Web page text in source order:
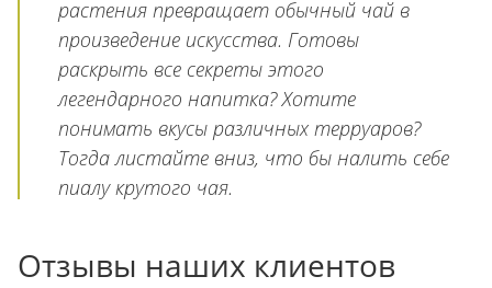
растения превращает обычный чай в
произведение искусства. Готовы
раскрыть все секреты этого
легендарного напитка? Хотите
понимать вкусы различных терруаров?
Тогда листайте вниз, что бы налить себе
пиалу крутого чая.
Отзывы наших клиентов